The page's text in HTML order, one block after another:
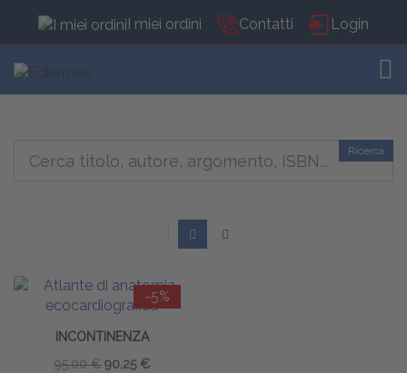
I miei ordini Contatti Login
Ricerca
-5%
INCONTINENZA
95,00 € 90,25 €